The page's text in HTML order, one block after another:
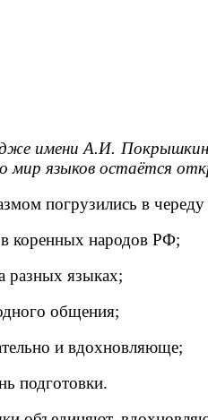
имени А.И.
мир языков остаётся
погрузились в
коренных народов РФ;
разных языках;
общения;
и вдохновляюще;
подготовки.